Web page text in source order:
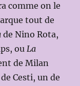
comme on le
tout de
de Nino Rota,
ouLa
de Milan
de Cesti, un de